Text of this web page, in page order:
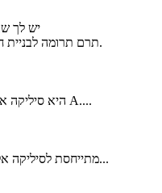
יש לך
תרם תרומה לבניית חברה-חוסכת משאבים וידידותית לסביבה.
מסננת מולקולרית 5A היא סיליקה אלומיניום מסוג סידן A....
מסננת מולקולרית 4A מתייחסת לסיליקה אלומיניום מסוג נתרן...